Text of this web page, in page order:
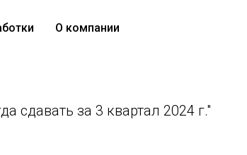
О компании
за 3 квартал
сдавать за 3 квартал 2024 г."